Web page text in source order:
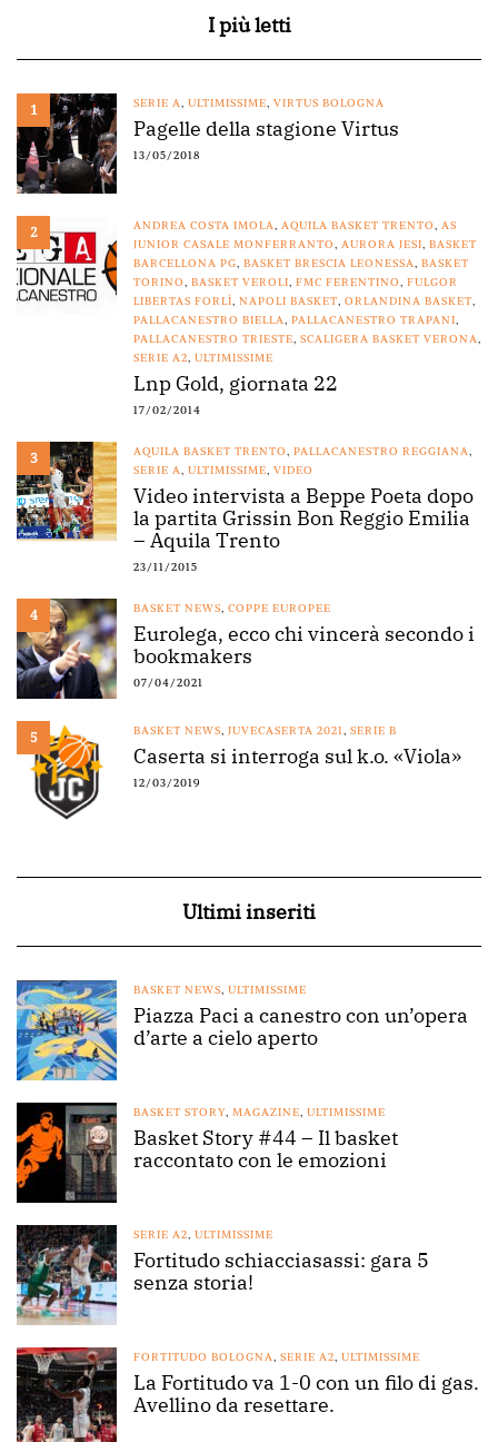
I più letti
1 SERIE A, ULTIMISSIME, VIRTUS BOLOGNA
Pagelle della stagione Virtus
13/05/2018
2 ANDREA COSTA IMOLA, AQUILA BASKET TRENTO, AS
JUNIOR CASALE MONFERRANTO, AURORA JESI, BASKET
BARCELLONA PG, BASKET BRESCIA LEONESSA, BASKET
TORINO, BASKET VEROLI, FMC FERENTINO, FULGOR
LIBERTAS FORLÌ, NAPOLI BASKET, ORLANDINA BASKET,
PALLACANESTRO BIELLA, PALLACANESTRO TRAPANI,
PALLACANESTRO TRIESTE, SCALIGERA BASKET VERONA,
SERIE A2, ULTIMISSIME
Lnp Gold, giornata 22
17/02/2014
3 AQUILA BASKET TRENTO, PALLACANESTRO REGGIANA,
SERIE A, ULTIMISSIME, VIDEO
Video intervista a Beppe Poeta dopo
la partita Grissin Bon Reggio Emilia
– Aquila Trento
23/11/2015
4 BASKET NEWS, COPPE EUROPEE
Eurolega, ecco chi vincerà secondo i
bookmakers
07/04/2021
5 BASKET NEWS, JUVECASERTA 2021, SERIE B
Caserta si interroga sul k.o. «Viola»
12/03/2019
Ultimi inseriti
BASKET NEWS, ULTIMISSIME
Piazza Paci a canestro con un’opera
d’arte a cielo aperto
BASKET STORY, MAGAZINE, ULTIMISSIME
Basket Story #44 – Il basket
raccontato con le emozioni
SERIE A2, ULTIMISSIME
Fortitudo schiacciasassi: gara 5
senza storia!
FORTITUDO BOLOGNA, SERIE A2, ULTIMISSIME
La Fortitudo va 1-0 con un filo di gas.
Avellino da resettare.